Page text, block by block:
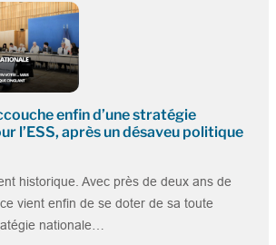
enfin d’une stratégie
l’ESS, après un désaveu politique
historique. Avec près de deux ans de
vient enfin de se doter de sa toute
nationale…